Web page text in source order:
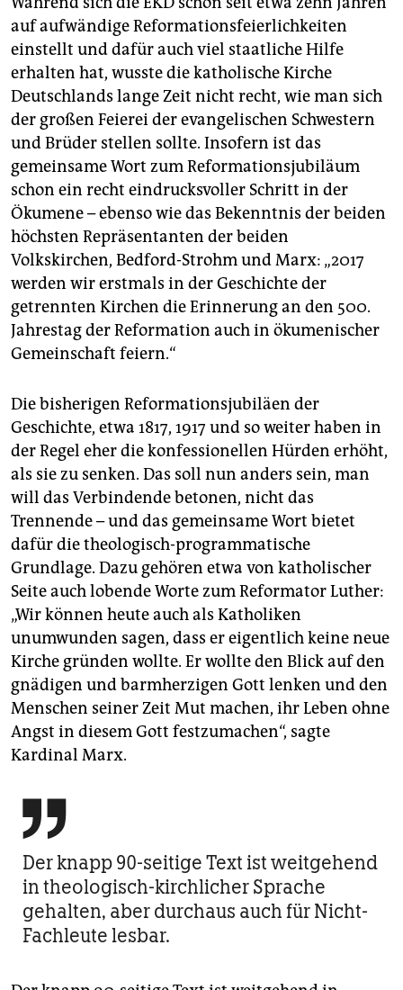
auf aufwändige Reformationsfeierlichkeiten
einstellt und dafür auch viel staatliche Hilfe
erhalten hat, wusste die katholische Kirche
Deutschlands lange Zeit nicht recht, wie man sich
der großen Feierei der evangelischen Schwestern
und Brüder stellen sollte. Insofern ist das
gemeinsame Wort zum Reformationsjubiläum
schon ein recht eindrucksvoller Schritt in der
Ökumene – ebenso wie das Bekenntnis der beiden
höchsten Repräsentanten der beiden
Volkskirchen, Bedford-Strohm und Marx: „2017
werden wir erstmals in der Geschichte der
getrennten Kirchen die Erinnerung an den 500.
Jahrestag der Reformation auch in ökumenischer
Gemeinschaft feiern.“
Die bisherigen Reformationsjubiläen der
Geschichte, etwa 1817, 1917 und so weiter haben in
der Regel eher die konfessionellen Hürden erhöht,
als sie zu senken. Das soll nun anders sein, man
will das Verbindende betonen, nicht das
Trennende – und das gemeinsame Wort bietet
dafür die theologisch-programmatische
Grundlage. Dazu gehören etwa von katholischer
Seite auch lobende Worte zum Reformator Luther:
„Wir können heute auch als Katholiken
unumwunden sagen, dass er eigentlich keine neue
Kirche gründen wollte. Er wollte den Blick auf den
gnädigen und barmherzigen Gott lenken und den
Menschen seiner Zeit Mut machen, ihr Leben ohne
Angst in diesem Gott festzumachen“, sagte
Kardinal Marx.

Der knapp 90-seitige Text ist weitgehend
in theologisch-kirchlicher Sprache
gehalten, aber durchaus auch für Nicht-
Fachleute lesbar.